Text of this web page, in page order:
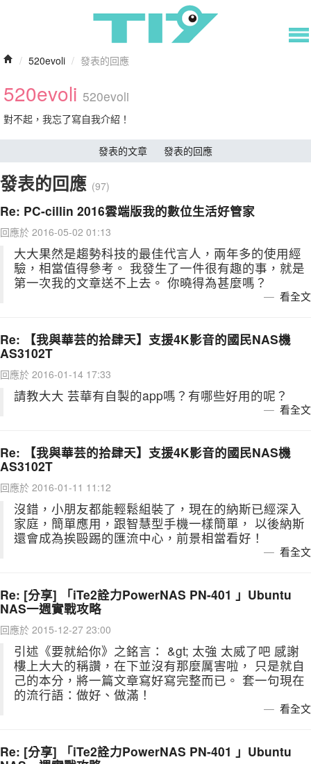
/ 520evoli / 發表的回應
520evoli 520evoli
對不起，我忘了寫自我介紹！
發表的文章 發表的回應
發表的回應 (97)
Re: PC-cillin 2016雲端版我的數位生活好管家
回應於 2016-05-02 01:13
大大果然是趨勢科技的最佳代言人，兩年多的使用經
驗，相當值得參考。 我發生了一件很有趣的事，就是
第一次我的文章送不上去。 你曉得為甚麼嗎？
看全文
Re: 【我與華芸的拾肆天】支援4K影音的國民NAS機
AS3102T
回應於 2016-01-14 17:33
請教大大 芸華有自製的app嗎？有哪些好用的呢？
看全文
Re: 【我與華芸的拾肆天】支援4K影音的國民NAS機
AS3102T
回應於 2016-01-11 11:12
沒錯，小朋友都能輕鬆組裝了，現在的納斯已經深入
家庭，簡單應用，跟智慧型手機一樣簡單， 以後納斯
還會成為挨毆踢的匯流中心，前景相當看好！
看全文
Re: [分享] 「iTe2詮力PowerNAS PN-401 」Ubuntu
NAS一週實戰攻略
回應於 2015-12-27 23:00
引述《要就給你》之銘言： &gt; 太強 太威了吧 感謝
樓上大大的稱讚，在下並沒有那麼厲害啦， 只是就自
己的本分，將一篇文章寫好寫完整而已。 套一句現在
的流行語：做好、做滿！
看全文
Re: [分享] 「iTe2詮力PowerNAS PN-401 」Ubuntu